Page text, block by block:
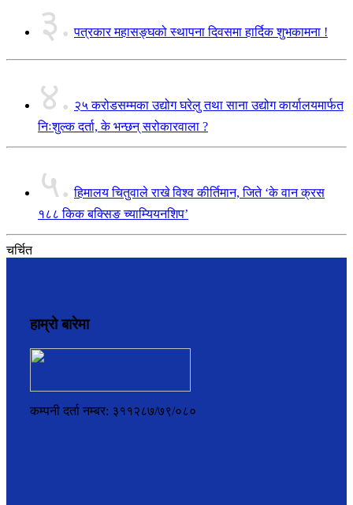
३. पत्रकार महासङ्घको स्थापना दिवसमा हार्दिक शुभकामना !
४. २५ करोडसम्मका उद्योग घरेलु तथा साना उद्योग कार्यालयमार्फत
निःशुल्क दर्ता, के भन्छन् सरोकारवाला ?
५. हिमालय चितुवाले राखे विश्व कीर्तिमान, जिते ‘के वान क्रस
१८८ किक बक्सिङ च्याम्यियनशिप’
चर्चित
हाम्रो बारेमा
कम्पनी दर्ता नम्बर: ३११२८७/७९/०८०